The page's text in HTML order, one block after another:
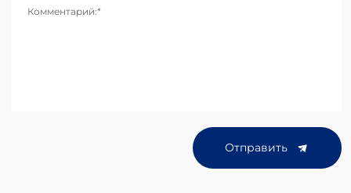
Комментарий:*
Отправить